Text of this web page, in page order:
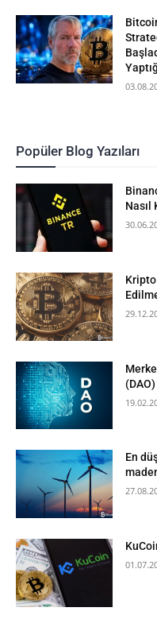
Popüler Blog Yazıları
Nasıl
Kripto
En